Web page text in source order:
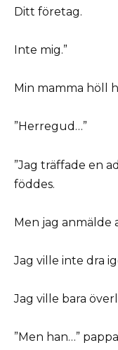
Ditt företag.
Inte mig.”
Min mamma höll
”Herregud…”
”Jag träffade en
föddes.
Men jag anmälde
Jag ville inte dra
Jag ville bara
”Men han…”